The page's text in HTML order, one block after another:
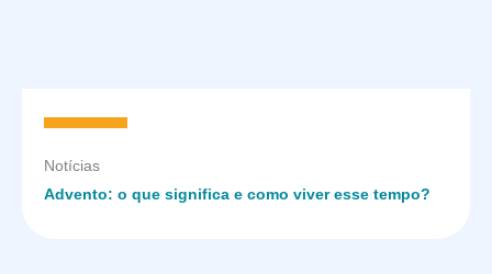
Notícias
Advento: o que significa e como viver esse tempo?